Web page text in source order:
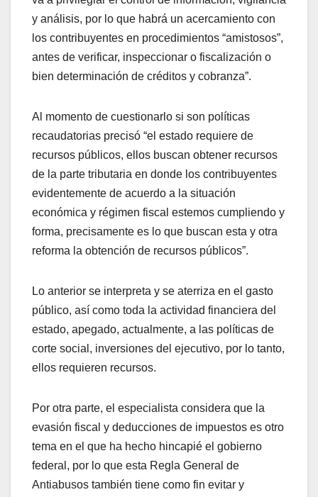
y análisis, por lo que habrá un acercamiento con
los contribuyentes en procedimientos “amistosos”,
antes de verificar, inspeccionar o fiscalización o
bien determinación de créditos y cobranza”.
Al momento de cuestionarlo si son políticas
recaudatorias precisó “el estado requiere de
recursos públicos, ellos buscan obtener recursos
de la parte tributaria en donde los contribuyentes
evidentemente de acuerdo a la situación
económica y régimen fiscal estemos cumpliendo y
forma, precisamente es lo que buscan esta y otra
reforma la obtención de recursos públicos”.
Lo anterior se interpreta y se aterriza en el gasto
público, así como toda la actividad financiera del
estado, apegado, actualmente, a las políticas de
corte social, inversiones del ejecutivo, por lo tanto,
ellos requieren recursos.
Por otra parte, el especialista considera que la
evasión fiscal y deducciones de impuestos es otro
tema en el que ha hecho hincapié el gobierno
federal, por lo que esta Regla General de
Antiabusos también tiene como fin evitar y